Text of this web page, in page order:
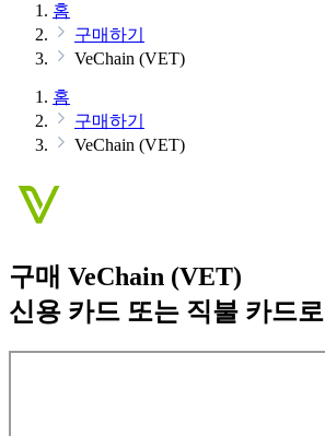
홈
구매하기
VeChain (VET)
홈
구매하기
VeChain (VET)
구매 VeChain (VET)
신용 카드 또는 직불 카드로